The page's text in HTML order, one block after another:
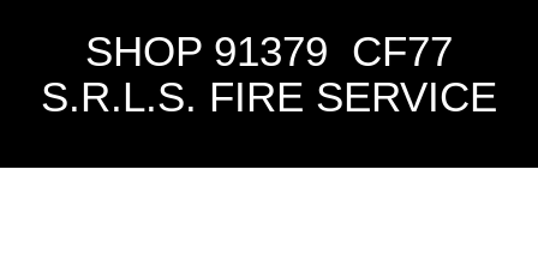
SHOP 91379 CF77
S.R.L.S. FIRE SERVICE